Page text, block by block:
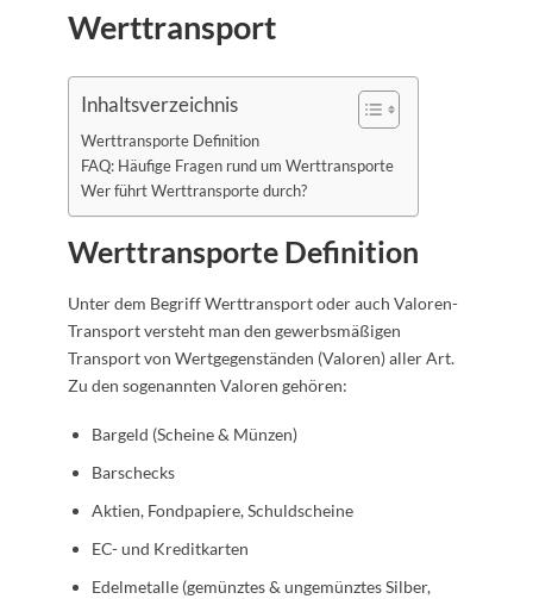
Werttransport
Inhaltsverzeichnis
Werttransporte Definition
FAQ: Häufige Fragen rund um Werttransporte
Wer führt Werttransporte durch?
Werttransporte Definition
Unter dem Begriff Werttransport oder auch Valoren-
Transport versteht man den gewerbsmäßigen
Transport von Wertgegenständen (Valoren) aller Art.
Zu den sogenannten Valoren gehören:
Bargeld (Scheine & Münzen)
Barschecks
Aktien, Fondpapiere, Schuldscheine
EC- und Kreditkarten
Edelmetalle (gemünztes & ungemünztes Silber,